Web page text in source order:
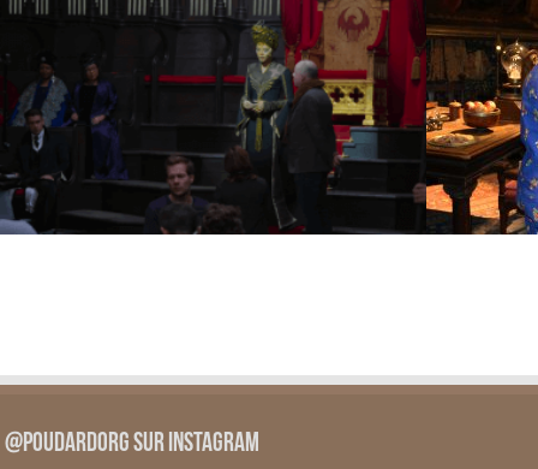
@PoudardOrg sur Instagram